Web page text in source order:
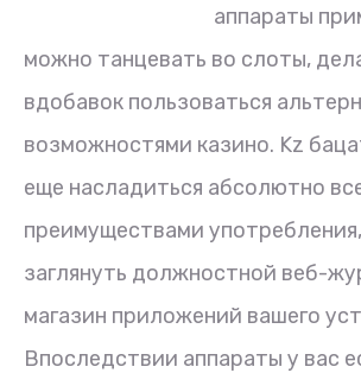
аппараты
можно танцевать во слоты,
вдобавок пользоваться
возможностями казино. Kz
еще насладиться абсолютно
преимуществами
заглянуть должностной веб-
магазин приложений вашего
Впоследствии аппараты у вас